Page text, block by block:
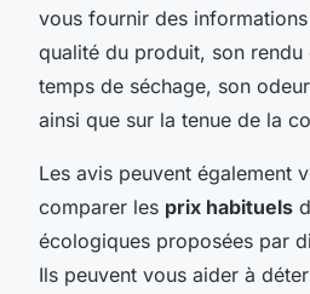
vous fournir des
qualité du produit, son rendu
temps de séchage, son
ainsi que sur la tenue de la
Les avis peuvent également
comparer les prix habituels
écologiques proposées par
Ils peuvent vous aider à